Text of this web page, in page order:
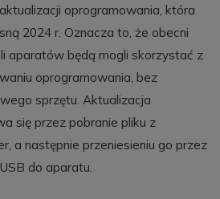
oprogramowania, która
2024 r. Oznacza to, że obecni
aparatów będą mogli skorzystać z
oprogramowania, bez
sprzętu. Aktualizacja
się przez pobranie pliku z
a następnie przeniesieniu go przez
do aparatu.